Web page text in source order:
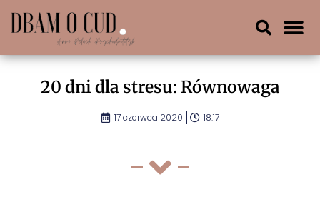
20 dni dla stresu: Równowaga
17 czerwca 2020 18:17